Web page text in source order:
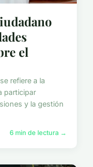
el
refiere a la
participar
y la gestión
6 min de lectura →